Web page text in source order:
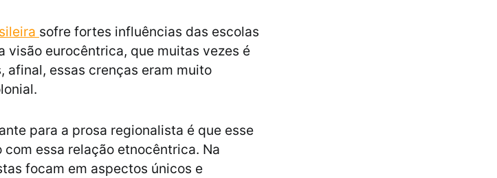
sofre fortes influências das escolas
visão eurocêntrica, que muitas vezes é
afinal, essas crenças eram muito
para a prosa regionalista é que esse
essa relação etnocêntrica. Na
focam em aspectos únicos e